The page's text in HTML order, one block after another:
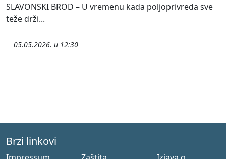
SLAVONSKI BROD – U vremenu kada poljoprivreda sve
teže drži...
05.05.2026. u 12:30
Brzi linkovi